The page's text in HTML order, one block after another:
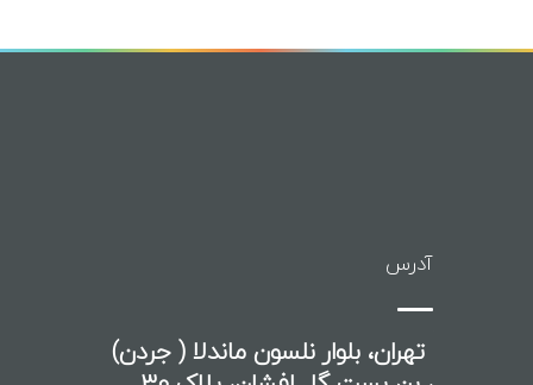
آدرس
تهران، بلوار نلسون ماندلا ( جردن)